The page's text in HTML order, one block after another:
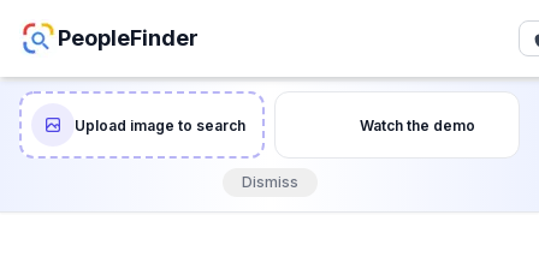
PeopleFinder
Upload image to search Watch the demo
Dismiss